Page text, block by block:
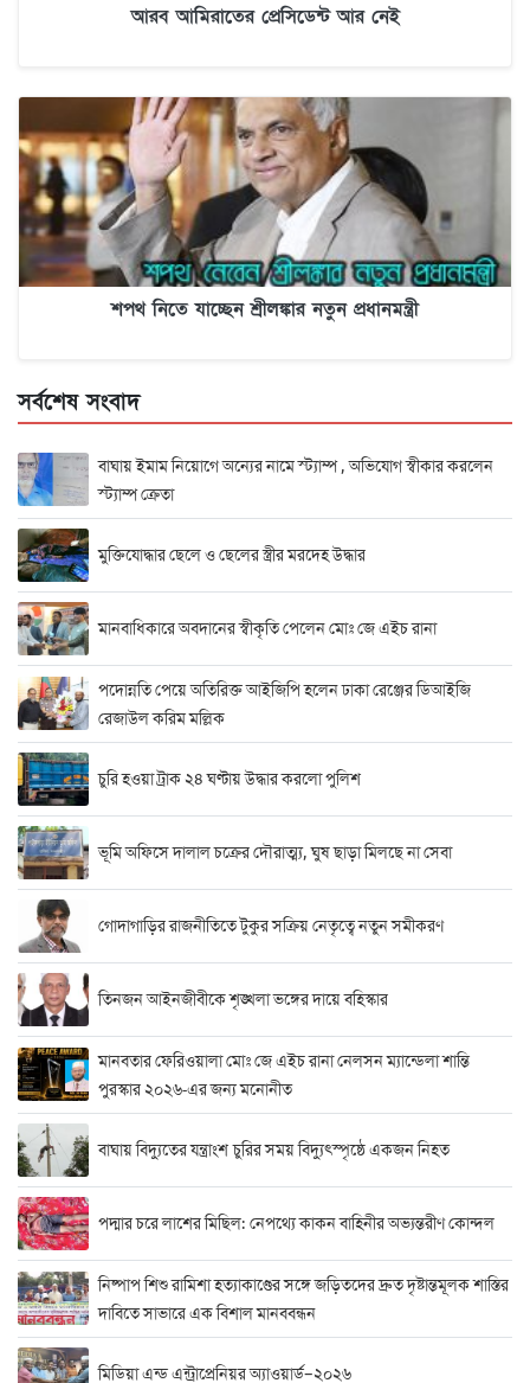
আরব আমিরাতের প্রেসিডেন্ট আর নেই
শপথ নিতে যাচ্ছেন শ্রীলঙ্কার নতুন প্রধানমন্ত্রী
সর্বশেষ সংবাদ
বাঘায় ইমাম নিয়োগে অন্যের নামে স্ট্যাম্প , অভিযোগ স্বীকার করলেন
স্ট্যাম্প ক্রেতা
মুক্তিযোদ্ধার ছেলে ও ছেলের স্ত্রীর মরদেহ উদ্ধার
মানবাধিকারে অবদানের স্বীকৃতি পেলেন মোঃ জে এইচ রানা
পদোন্নতি পেয়ে অতিরিক্ত আইজিপি হলেন ঢাকা রেঞ্জের ডিআইজি
রেজাউল করিম মল্লিক
চুরি হওয়া ট্রাক ২৪ ঘণ্টায় উদ্ধার করলো পুলিশ
ভূমি অফিসে দালাল চক্রের দৌরাত্ম্য, ঘুষ ছাড়া মিলছে না সেবা
গোদাগাড়ির রাজনীতিতে টুকুর সক্রিয় নেতৃত্বে নতুন সমীকরণ
তিনজন আইনজীবীকে শৃঙ্খলা ভঙ্গের দায়ে বহিস্কার
মানবতার ফেরিওয়ালা মোঃ জে এইচ রানা নেলসন ম্যান্ডেলা শান্তি
পুরস্কার ২০২৬-এর জন্য মনোনীত
বাঘায় বিদ্যুতের যন্ত্রাংশ চুরির সময় বিদ্যুৎস্পৃষ্ঠে একজন নিহত
পদ্মার চরে লাশের মিছিল: নেপথ্যে কাকন বাহিনীর অভ্যন্তরীণ কোন্দল
নিষ্পাপ শিশু রামিশা হত্যাকাণ্ডের সঙ্গে জড়িতদের দ্রুত দৃষ্টান্তমূলক শাস্তির
দাবিতে সাভারে এক বিশাল মানববন্ধন
মিডিয়া এন্ড এন্ট্রাপ্রেনিয়র অ্যাওয়ার্ড–২০২৬